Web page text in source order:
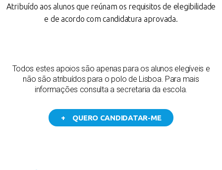
Atribuído aos alunos que reúnam os requisitos de elegibilidade
e de acordo com candidatura aprovada.
Todos estes apoios são apenas para os alunos elegíveis e
não são atribuídos para o polo de Lisboa. Para mais
informações consulta a secretaria da escola.
+ QUERO CANDIDATAR-ME